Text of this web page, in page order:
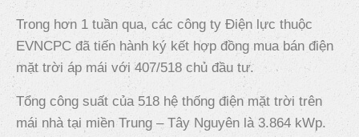
Trong hơn 1 tuần qua, các công ty Điện lực thuộc
EVNCPC đã tiến hành ký kết hợp đồng mua bán điện
mặt trời áp mái với 407/518 chủ đầu tư.
Tổng công suất của 518 hệ thống điện mặt trời trên
mái nhà tại miền Trung – Tây Nguyên là 3.864 kWp.